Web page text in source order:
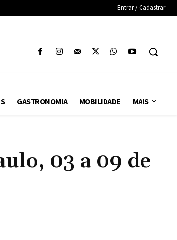
Entrar / Cadastrar
GASTRONOMIA MOBILIDADE MAIS
03 a 09 de